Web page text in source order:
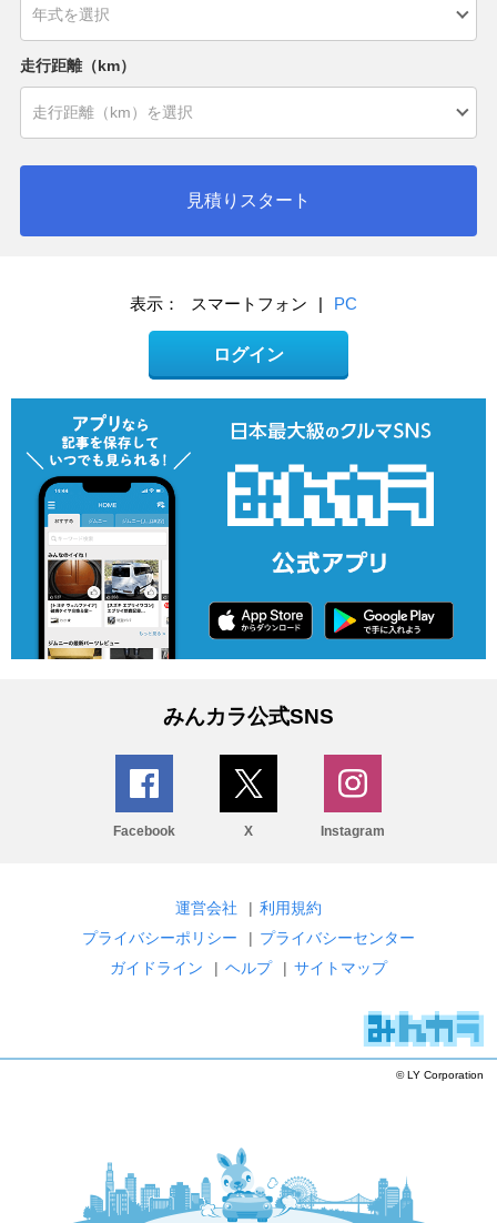
走行距離（km）
見積りスタート
表示： スマートフォン | PC
ログイン
みんカラ公式SNS
Facebook X Instagram
運営会社 | 利用規約
プライバシーポリシー
| プライバシーセンター
ガイドライン
| ヘルプ | サイトマップ
© LY Corporation